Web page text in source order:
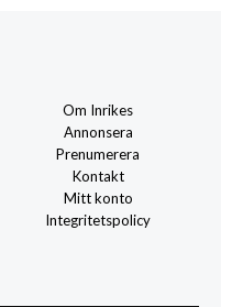
Om Inrikes
Annonsera
Prenumerera
Kontakt
Mitt konto
Integritetspolicy